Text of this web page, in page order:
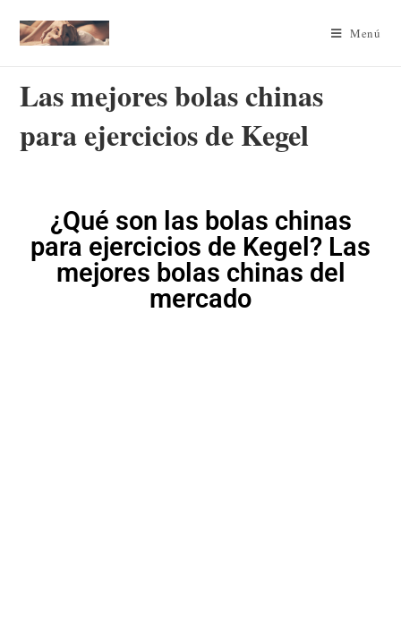
Menú
Las mejores bolas chinas
para ejercicios de Kegel
¿Qué son las bolas chinas
para ejercicios de Kegel? Las
mejores bolas chinas del
mercado